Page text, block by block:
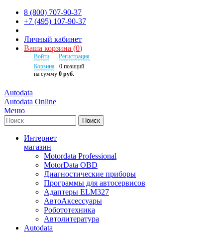
8 (800) 707-90-37
+7 (495) 107-90-37
Личный кабинет
Ваша корзина (0)
Войти
Регистрация
Корзина
0 позиций
на сумму 0 руб.
Autodata
Autodata Online
Меню
Поиск
Интернет
магазин
Motordata Professional
MotorData OBD
Диагностические приборы
Программы для автосервисов
Адаптеры ELM327
АвтоАксессуары
Робототехника
Автолитература
Autodata